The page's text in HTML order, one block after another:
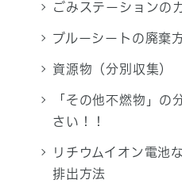
ごみステーションの
ブルーシートの廃棄
資源物（分別収集）
「その他不燃物」の
さい！！
リチウムイオン電池
排出方法